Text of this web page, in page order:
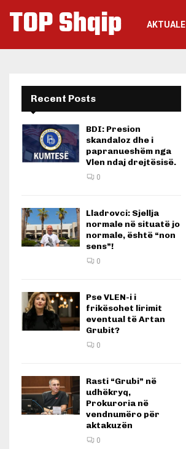
TOP Shqip AKTUALE
Recent Posts
BDI: Presion
skandaloz dhe i
papranueshëm nga
Vlen ndaj drejtësisë.
0
Lladrovci: Sjellja
normale në situatë jo
normale, është “non
sens”!
0
Pse VLEN-i i
frikësohet lirimit
eventual të Artan
Grubit?
0
Rasti “Grubi” në
udhëkryq,
Prokuroria në
vendnumëro për
aktakuzën
0